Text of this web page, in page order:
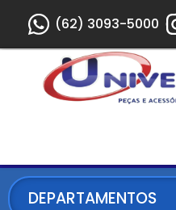
(62) 3093-5000
DEPARTAMENTOS